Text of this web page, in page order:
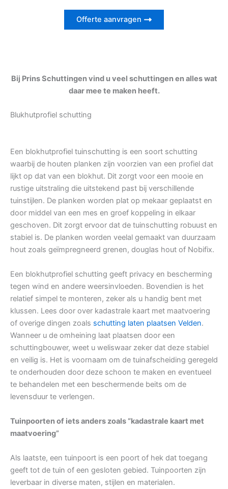
Offerte aanvragen
Bij Prins Schuttingen vind u veel schuttingen en alles wat
daar mee te maken heeft.
Blukhutprofiel schutting
Een blokhutprofiel tuinschutting is een soort schutting
waarbij de houten planken zijn voorzien van een profiel dat
lijkt op dat van een blokhut. Dit zorgt voor een mooie en
rustige uitstraling die uitstekend past bij verschillende
tuinstijlen. De planken worden plat op mekaar geplaatst en
door middel van een mes en groef koppeling in elkaar
geschoven. Dit zorgt ervoor dat de tuinschutting robuust en
stabiel is. De planken worden veelal gemaakt van duurzaam
hout zoals geïmpregneerd grenen, douglas hout of Nobifix.
Een blokhutprofiel schutting geeft privacy en bescherming
tegen wind en andere weersinvloeden. Bovendien is het
relatief simpel te monteren, zeker als u handig bent met
klussen. Lees door over kadastrale kaart met maatvoering
of overige dingen zoals schutting laten plaatsen Velden.
Wanneer u de omheining laat plaatsen door een
schuttingbouwer, weet u weliswaar zeker dat deze stabiel
en veilig is. Het is voornaam om de tuinafscheiding geregeld
te onderhouden door deze schoon te maken en eventueel
te behandelen met een beschermende beits om de
levensduur te verlengen.
Tuinpoorten of iets anders zoals “kadastrale kaart met
maatvoering”
Als laatste, een tuinpoort is een poort of hek dat toegang
geeft tot de tuin of een gesloten gebied. Tuinpoorten zijn
leverbaar in diverse maten, stijlen en materialen.